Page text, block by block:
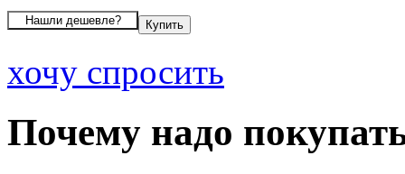
хочу спросить
Почему надо